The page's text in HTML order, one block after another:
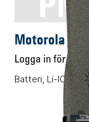
Motorola
Logga in för pris
Batteri, Li-ION,